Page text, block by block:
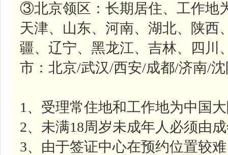
③北京领区：长期居住、工作地
天津、山东、河南、湖北、陕西
疆、辽宁、黑龙江、吉林、四川
市：北京/武汉/西安/成都/济南/
1、受理常住地和工作地为中国
2、未满18周岁未成年人必须由
3、由于签证中心在预约位置较